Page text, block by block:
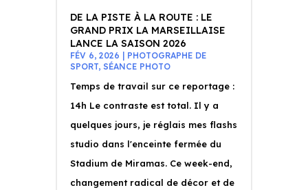
DE LA PISTE À LA ROUTE : LE
GRAND PRIX LA MARSEILLAISE
LANCE LA SAISON 2026
FÉV 6, 2026
PHOTOGRAPHE DE
SPORT, SÉANCE PHOTO
Temps de travail sur ce reportage :
14h Le contraste est total. Il y a
quelques jours, je réglais mes flashs
studio dans l'enceinte fermée du
Stadium de Miramas. Ce week-end,
changement radical de décor et de